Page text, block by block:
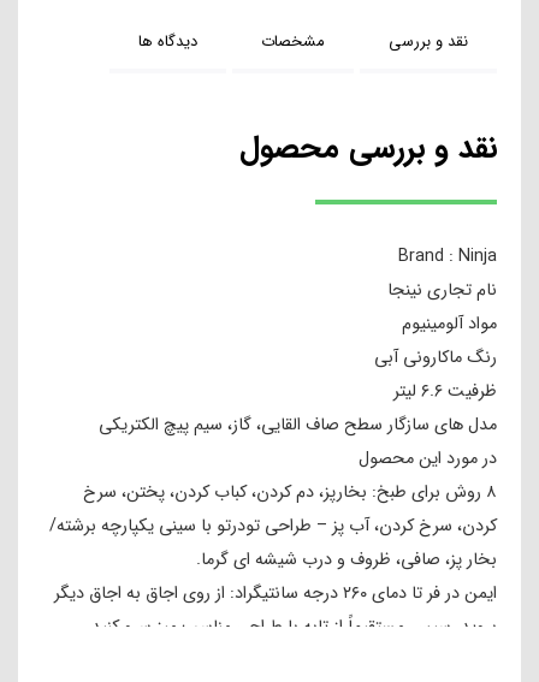
نقد و بررسی مشخصات دیدگاه ها
نقد و بررسی محصول
Brand : Ninja
نام تجاری نینجا
مواد آلومینیوم
رنگ ماکارونی آبی
ظرفیت ۶.۶ لیتر
مدل های سازگار سطح صاف القایی، گاز، سیم پیچ الکتریکی
در مورد این محصول
۸ روش برای طبخ: بخارپز، دم کردن، کباب کردن، پختن، سرخ
کردن، سرخ کردن، آب پز – طراحی تودرتو با سینی یکپارچه برشته/
بخار پز، صافی، ظروف و درب شیشه ای گرما.
ایمن در فر تا دمای ۲۶۰ درجه سانتیگراد: از روی اجاق به اجاق دیگر
بروید، سپس مستقیماً از تابه با طراحی مناسب میز سرو کنید.